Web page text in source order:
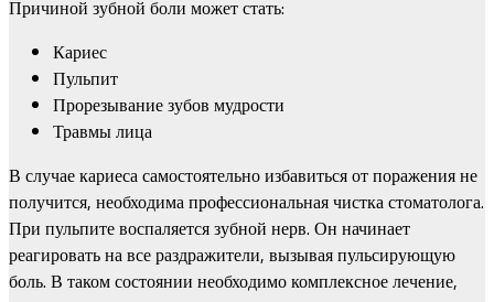
Причиной зубной боли может стать:
Кариес
Пульпит
Прорезывание зубов мудрости
Травмы лица
В случае кариеса самостоятельно избавиться от поражения не
получится, необходима профессиональная чистка стоматолога.
При пульпите воспаляется зубной нерв. Он начинает
реагировать на все раздражители, вызывая пульсирующую
боль. В таком состоянии необходимо комплексное лечение,